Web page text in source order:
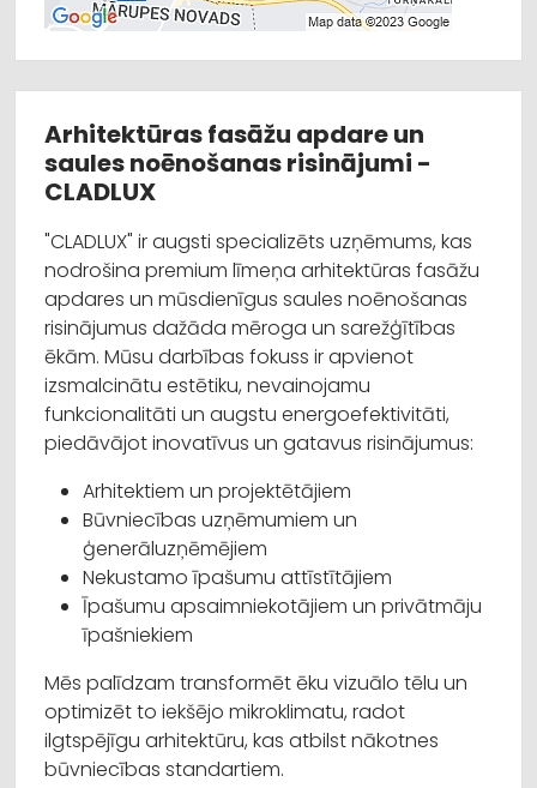
Arhitektūras fasāžu apdare un
saules noēnošanas risinājumi -
CLADLUX
"CLADLUX" ir augsti specializēts uzņēmums, kas
nodrošina premium līmeņa arhitektūras fasāžu
apdares un mūsdienīgus saules noēnošanas
risinājumus dažāda mēroga un sarežģītības
ēkām. Mūsu darbības fokuss ir apvienot
izsmalcinātu estētiku, nevainojamu
funkcionalitāti un augstu energoefektivitāti,
piedāvājot inovatīvus un gatavus risinājumus:
Arhitektiem un projektētājiem
Būvniecības uzņēmumiem un
ģenerāluzņēmējiem
Nekustamo īpašumu attīstītājiem
Īpašumu apsaimniekotājiem un privātmāju
īpašniekiem
Mēs palīdzam transformēt ēku vizuālo tēlu un
optimizēt to iekšējo mikroklimatu, radot
ilgtspējīgu arhitektūru, kas atbilst nākotnes
būvniecības standartiem.